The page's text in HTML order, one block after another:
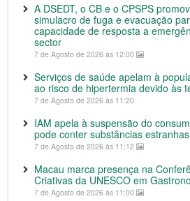
A DSEDT, o CB e o CPSPS
simulacro de fuga e evacuação
capacidade de resposta a
sector
7 de Agosto de 2026 às 12:00
Serviços de saúde apelam à
ao risco de hipertermia devido às
7 de Agosto de 2026 às 11:20
IAM apela à suspensão do
pode conter substâncias estranhas
7 de Agosto de 2026 às 11:12
Macau marca presença na
Criativas da UNESCO em
7 de Agosto de 2026 às 11:00